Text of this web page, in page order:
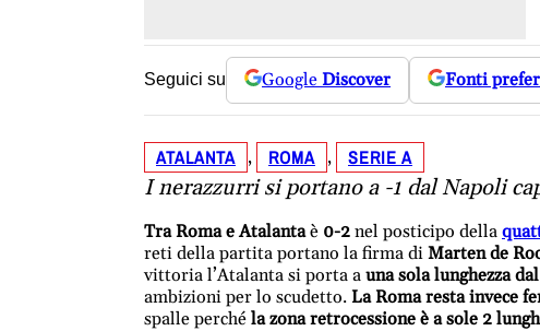
Seguici su Google Discover Fonti
ATALANTA , ROMA , SERIE A
I nerazzurri si portano a -1 dal Napoli
Tra Roma e Atalantaè 0-2 nel posticipo della
reti della partita portano la firma di Marten de
vittoria l’Atalanta si porta a una sola lunghezza
ambizioni per lo scudetto. La Roma resta invece
spalle perché la zona retrocessione è a sole 2